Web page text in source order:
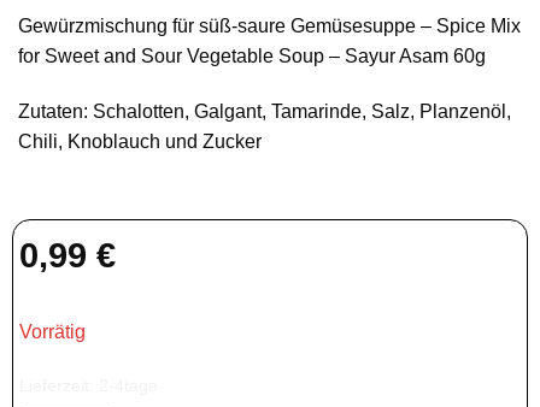
Gewürzmischung für süß-saure Gemüsesuppe – Spice Mix
for Sweet and Sour Vegetable Soup – Sayur Asam 60g
Zutaten: Schalotten, Galgant, Tamarinde, Salz, Planzenöl,
Chili, Knoblauch und Zucker
0,99 €
Vorrätig